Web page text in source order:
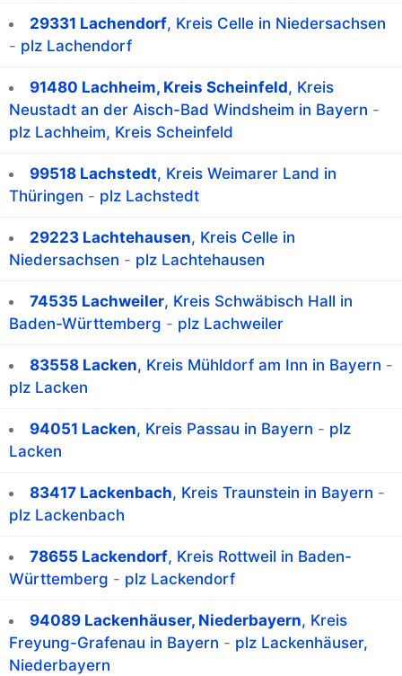
29331 Lachendorf, Kreis Celle in Niedersachsen
- plz Lachendorf
91480 Lachheim, Kreis Scheinfeld, Kreis
Neustadt an der Aisch-Bad Windsheim in Bayern -
plz Lachheim, Kreis Scheinfeld
99518 Lachstedt, Kreis Weimarer Land in
Thüringen - plz Lachstedt
29223 Lachtehausen, Kreis Celle in
Niedersachsen - plz Lachtehausen
74535 Lachweiler, Kreis Schwäbisch Hall in
Baden-Württemberg - plz Lachweiler
83558 Lacken, Kreis Mühldorf am Inn in Bayern -
plz Lacken
94051 Lacken, Kreis Passau in Bayern - plz
Lacken
83417 Lackenbach, Kreis Traunstein in Bayern -
plz Lackenbach
78655 Lackendorf, Kreis Rottweil in Baden-
Württemberg - plz Lackendorf
94089 Lackenhäuser, Niederbayern, Kreis
Freyung-Grafenau in Bayern - plz Lackenhäuser,
Niederbayern